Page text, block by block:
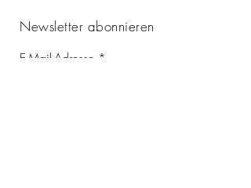
Newsletter abonnieren
E-Mail-Adresse